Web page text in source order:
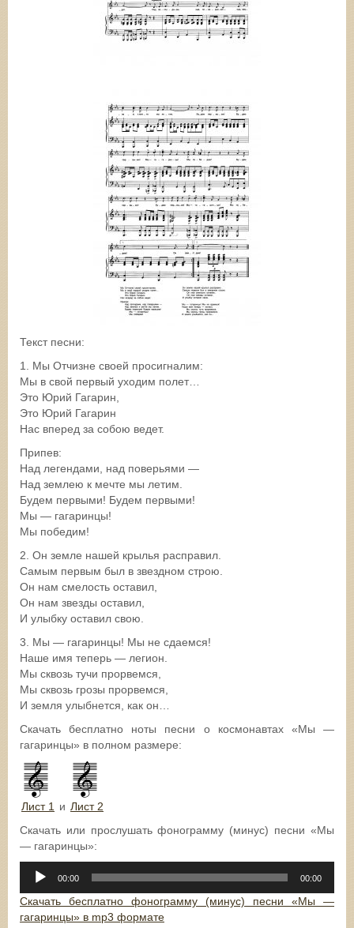
Текст песни:
1. Мы Отчизне своей просигналим:
Мы в свой первый уходим полет…
Это Юрий Гагарин,
Это Юрий Гагарин
Нас вперед за собою ведет.
Припев:
Над легендами, над поверьями —
Над землею к мечте мы летим.
Будем первыми! Будем первыми!
Мы — гагаринцы!
Мы победим!
2. Он земле нашей крылья расправил.
Самым первым был в звездном строю.
Он нам смелость оставил,
Он нам звезды оставил,
И улыбку оставил свою.
3. Мы — гагаринцы! Мы не сдаемся!
Наше имя теперь — легион.
Мы сквозь тучи прорвемся,
Мы сквозь грозы прорвемся,
И земля улыбнется, как он…
Скачать бесплатно ноты песни о космонавтах «Мы —
гагаринцы» в полном размере:
Лист 1 и Лист 2
Скачать или прослушать фонограмму (минус) песни «Мы
— гагаринцы»:
Аудиоплеер
00:00 00:00
Скачать бесплатно фонограмму (минус) песни «Мы —
гагаринцы» в mp3 формате